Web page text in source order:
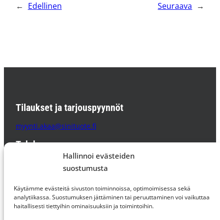
Hallinnoi evästeiden
suostumusta
Käytämme evästeitä sivuston toiminnoissa, optimoimisessa sekä
analytiikassa. Suostumuksen jättäminen tai peruuttaminen voi vaikuttaa
haitallisesti tiettyihin ominaisuuksiin ja toimintoihin.
← Edellinen Seuraava →
Tilaukset ja tarjouspyynnöt
myynti.akaa@sinituote.fi
Tehdas
Pätsiniementie 65
37800 AKAA
PL 85 37801 AKAA